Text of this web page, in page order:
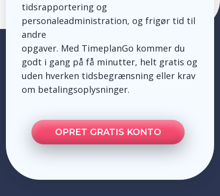
tidsrapportering og
personaleadministration, og frigør tid til
andre
opgaver. Med TimeplanGo kommer du
godt i gang på få minutter, helt gratis og
uden hverken tidsbegrænsning eller krav
om betalingsoplysninger.
OPRET GRATIS KONTO